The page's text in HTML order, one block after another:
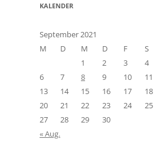
KALENDER
September 2021
M
D M D F S
1
2 3 4
6
7 8 9 10 11
13
14 15 16 17 18
20
21 22 23 24 25
27
28 29
30
« Aug.